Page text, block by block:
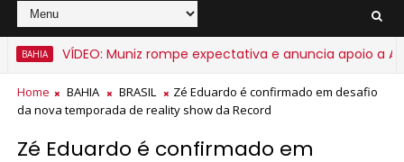
VÍDEO: Muniz rompe expectativa e anuncia apoio a ACM
Home BAHIA BRASIL
Zé Eduardo é confirmado em desafio
da nova temporada de reality show da Record
Zé Eduardo é confirmado em